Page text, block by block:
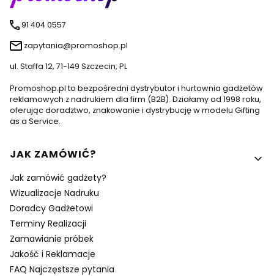
91 404 0557
zapytania@promoshop.pl
ul. Staffa 12, 71-149 Szczecin, PL
Promoshop.pl to bezpośredni dystrybutor i hurtownia gadżetów
reklamowych z nadrukiem dla firm (B2B). Działamy od 1998 roku,
oferując doradztwo, znakowanie i dystrybucję w modelu Gifting
as a Service.
Linki w stopce
JAK ZAMÓWIĆ?
Jak zamówić gadżety?
Wizualizacje Nadruku
Doradcy Gadżetowi
Terminy Realizacji
Zamawianie próbek
Jakość i Reklamacje
FAQ Najczęstsze pytania